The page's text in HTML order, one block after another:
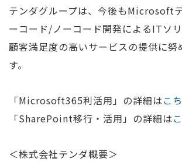
テンダグループは、今後もMicrosoft
ーコード/ノーコード開発によるITソリ
顧客満足度の高いサービスの提供に努
す。
「Microsoft365利活用」の詳細はこ
「SharePoint移行・活用」の詳細は
＜株式会社テンダ概要＞